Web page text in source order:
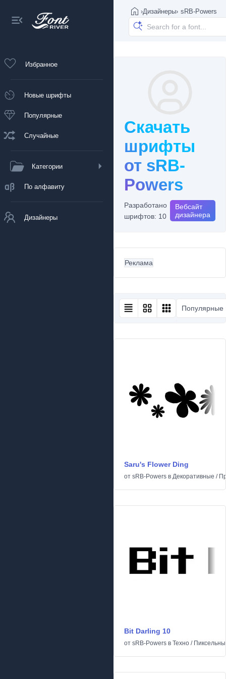
Избранное
Новые шрифты
Популярные
Случайные
Категории
По алфавиту
Дизайнеры
›Дизайнеры› sRB-Powers
Скачать
шрифты
от sRB-
Powers
Разработано
шрифтов: 10
Вебсайт
дизайнера
Реклама
Популярные
Saru's Flower Ding
от sRB-Powers в Декоративные /
Bit Darling 10
от sRB-Powers в Техно /